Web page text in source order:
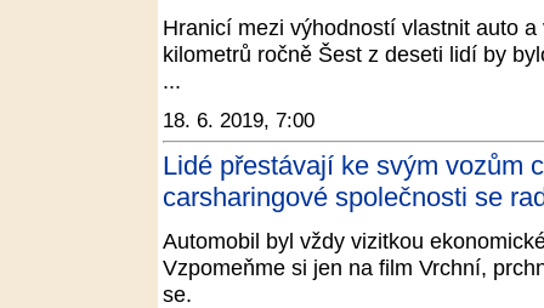
Hranicí mezi výhodností vlastnit auto
kilometrů ročně Šest z deseti lidí by
...
18. 6. 2019, 7:00
Lidé přestávají ke svým vozům
carsharingové společnosti se
Automobil byl vždy vizitkou
Vzpomeňme si jen na film Vrchní,
se.